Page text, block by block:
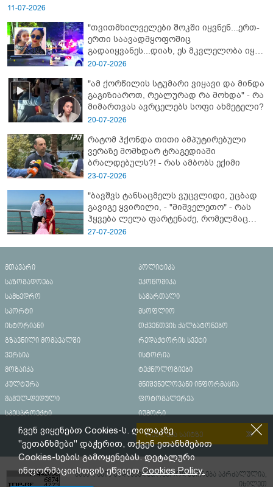
11-07-2026
"თვითმხილველები შოკში იყვნენ...ერთ-
ერთი საავადმყოფოშიც
გადაიყვანეს...დიახ, ეს მკვლელობა იყო"
- გორში დატრიალებული ტრაგედიის
20-07-2026
"ამ ქორწილის სტუმარი ვიყავი და მინდა
გაგიზიაროთ, რეალურად რა მოხდა" - რა
მიმართვას ავრცელებს სოფი ახმეტელი?
20-07-2026
რატომ ჰქონდა თითი ამპუტირებული
ვერაზე მომხდარ ტრაგედიაში
ბრალდებულს?! - რას ამბობს ექიმი
23-07-2026
"ბავშვს ტანსაცმელს ვუცვლიდი, უცბად
გავიგე ყვირილი, - "მიშველეთო" - რას
ჰყვება ლელა ფარტენაძე, რომელმაც
ბათუმში 16 წლის ბიჭი ზღვაში
27-07-2026
მთავარი
პოლიტიკა
საზოგადოება
ეკონომიკა
სამხედრო
სამართალი
სპორტი
მსოფლიო
ისტორიანი
თქვენთვის ქალბატონებო
გზავნილი მომავალში
რედაქტორის სვეტი
ვერსია
ისტორია
მოზაიკა
ტექნოლოგიები
კულტურა
მნიშვნელოვანი ინფორმაცია
მამულ-დედული
ფოტოგალერეა
სპეცპროექტი
იუმორი
რეკლამა საიტზე
მასალების გადაბეჭდვა/რეპროდუცირება აკრძალულია,
იხილეთ
ჩვენ ვიყენებთ Cookies-ს. ღილაკზე
"ვეთანხმები" დაჭერით, თქვენ ეთანხმებით
Cookies-სების გამოყენებას. დეტალური
ინფორმაციისთვის ეწვიეთCookies Policy.